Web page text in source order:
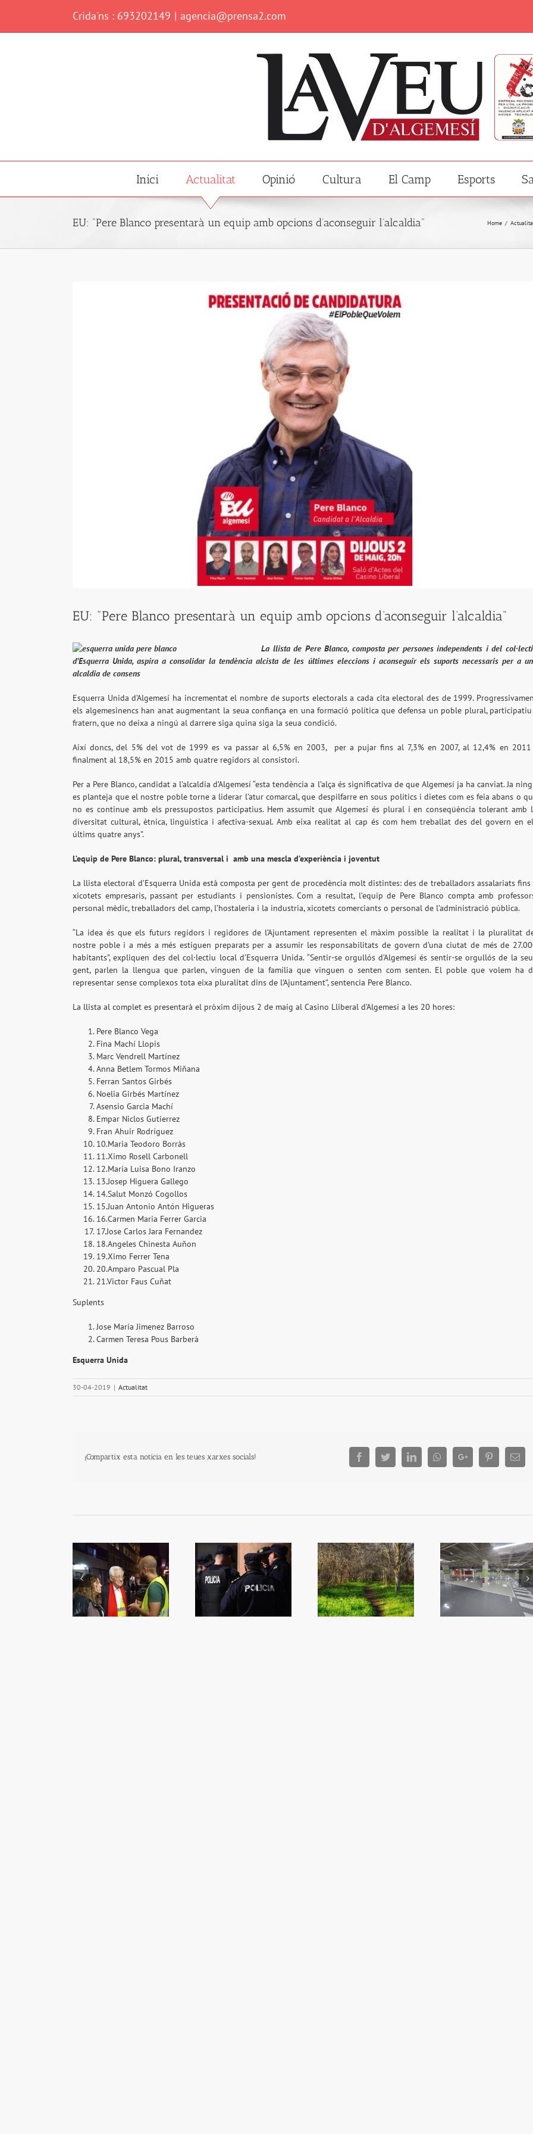
content
Crida'ns : 693202149 | agencia@prensa2.com
Inici Actualitat Opinió Cultura El Camp Esports
EU: "Pere Blanco presentarà un equip amb opcions d’aconseguir l’alcaldia" Home /
EU: "Pere Blanco presentarà un equip amb opcions d’aconseguir l’alcaldia"
La llista de Pere Blanco, composta per persones independents i del
d’Esquerra Unida, aspira a consolidar la tendència alcista de les últimes eleccions i aconseguir els suports necessaris per a
alcaldia de consens
Esquerra Unida d’Algemesí ha incrementat el nombre de suports electorals a cada cita electoral des de 1999.
els algemesinencs han anat augmentant la seua confiança en una formació política que defensa un poble plural,
fratern, que no deixa a ningú al darrere siga quina siga la seua condició.
Així doncs, del 5% del vot de 1999 es va passar al 6,5% en 2003,
per a pujar fins al 7,3% en 2007, al 12,4% en
finalment al 18,5% en 2015 amb quatre regidors al consistori.
Per a Pere Blanco, candidat a l’alcaldia d’Algemesí “esta tendència a l’alça és significativa de que Algemesí ja ha canviat. Ja
es planteja que el nostre poble torne a liderar l’atur comarcal, que despilfarre en sous polítics i dietes com es feia abans o
no es continue amb els pressupostos participatius. Hem assumit que Algemesí és plural i en conseqüència tolerant amb
diversitat cultural, ètnica, lingüística i afectiva-sexual. Amb eixa realitat al cap és com hem treballat des del govern en
últims quatre anys”.
L’equip de Pere Blanco: plural, transversal i amb una mescla d’experiència i joventut
La llista electoral d’Esquerra Unida està composta per gent de procedència molt distintes: des de treballadors assalariats fins
xicotets empresaris, passant per estudiants i pensionistes. Com a resultat, l’equip de Pere Blanco compta amb
personal mèdic, treballadors del camp, l’hostaleria i la industria, xicotets comerciants o personal de l’administració pública.
“La idea és que els futurs regidors i regidores de l’Ajuntament representen el màxim possible la realitat i la pluralitat
nostre poble i a més a més estiguen preparats per a assumir les responsabilitats de govern d’una ciutat de més de
habitants”, expliquen des del col·lectiu local d’Esquerra Unida. “Sentir-se orgullós d’Algemesí és sentir-se orgullós de la
gent, parlen la llengua que parlen, vinguen de la família que vinguen o senten com senten. El poble que volem ha
representar sense complexos tota eixa pluralitat dins de l’Ajuntament”, sentencia Pere Blanco.
La llista al complet es presentarà el pròxim dijous 2 de maig al Casino Lliberal d’Algemesí a les 20 hores:
Pere Blanco Vega
Fina Machí Llopis
Marc Vendrell Martínez
Anna Betlem Tormos Miñana
Ferran Santos Girbés
Noelia Girbés Martínez
Asensio Garcia Machí
Empar Niclos Gutierrez
Fran Ahuir Rodríguez
10.Maria Teodoro Borràs
11.Ximo Rosell Carbonell
12.Maria Luisa Bono Iranzo
13.Josep Higuera Gallego
14.Salut Monzó Cogollos
15.Juan Antonio Antón Higueras
16.Carmen Maria Ferrer Garcia
17.Jose Carlos Jara Fernandez
18.Angeles Chinesta Auñon
19.Ximo Ferrer Tena
20.Amparo Pascual Pla
21.Victor Faus Cuñat
Suplents
Jose María Jimenez Barroso
Carmen Teresa Pous Barberà
Esquerra Unida
30-04-2019 | Actualitat
¡Compartix esta notícia en les teues xarxes socials! FacebookTwitterLinkedInWhatsappGoogle+ Pinterest
Dos policies eviten la
fugida d’un
presumpte homicida
Es multiplica la
inversió en zones
Reobri l’aparcament
del Mercat
més
L’alcalde
ple per a que
l’oposició